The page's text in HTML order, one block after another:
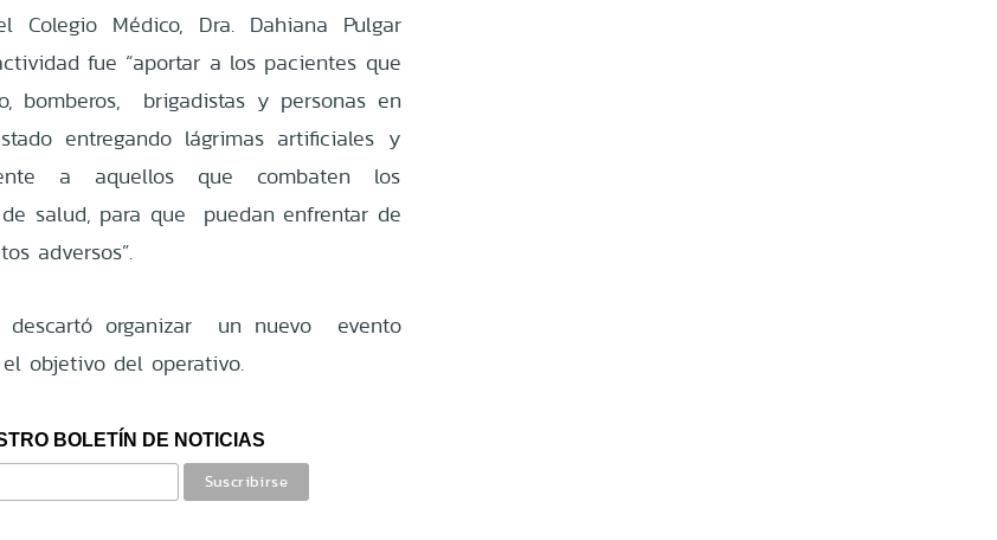
Médico, Dra. Dahiana Pulgar
fue “aportar a los pacientes que
bomberos, brigadistas y personas en
entregando lágrimas artificiales y
a aquellos que combaten los
salud, para que puedan enfrentar de
adversos”.
descartó organizar un nuevo evento
objetivo del operativo.
BOLETÍN DE NOTICIAS